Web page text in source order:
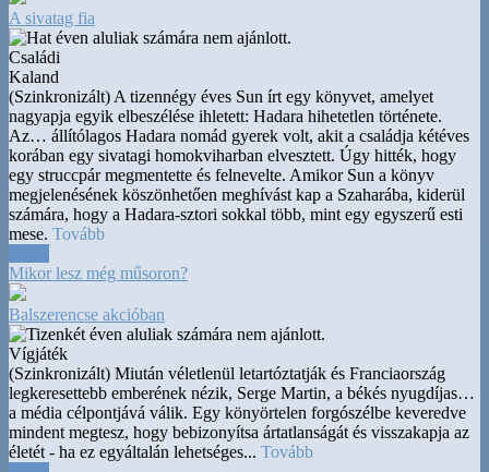
A sivatag fia
Családi
Kaland
(Szinkronizált) A tizennégy éves Sun írt egy könyvet, amelyet
nagyapja egyik elbeszélése ihletett: Hadara hihetetlen története.
Az… állítólagos Hadara nomád gyerek volt, akit a családja kétéves
korában egy sivatagi homokviharban elvesztett. Úgy hitték, hogy
egy struccpár megmentette és felnevelte. Amikor Sun a könyv
megjelenésének köszönhetően meghívást kap a Szaharába, kiderül
számára, hogy a Hadara-sztori sokkal több, mint egy egyszerű esti
mese. Tovább
Mikor lesz még műsoron?
Balszerencse akcióban
Vígjáték
(Szinkronizált) Miután véletlenül letartóztatják és Franciaország
legkeresettebb emberének nézik, Serge Martin, a békés nyugdíjas…
a média célpontjává válik. Egy könyörtelen forgószélbe keveredve
mindent megtesz, hogy bebizonyítsa ártatlanságát és visszakapja az
életét - ha ez egyáltalán lehetséges... Tovább